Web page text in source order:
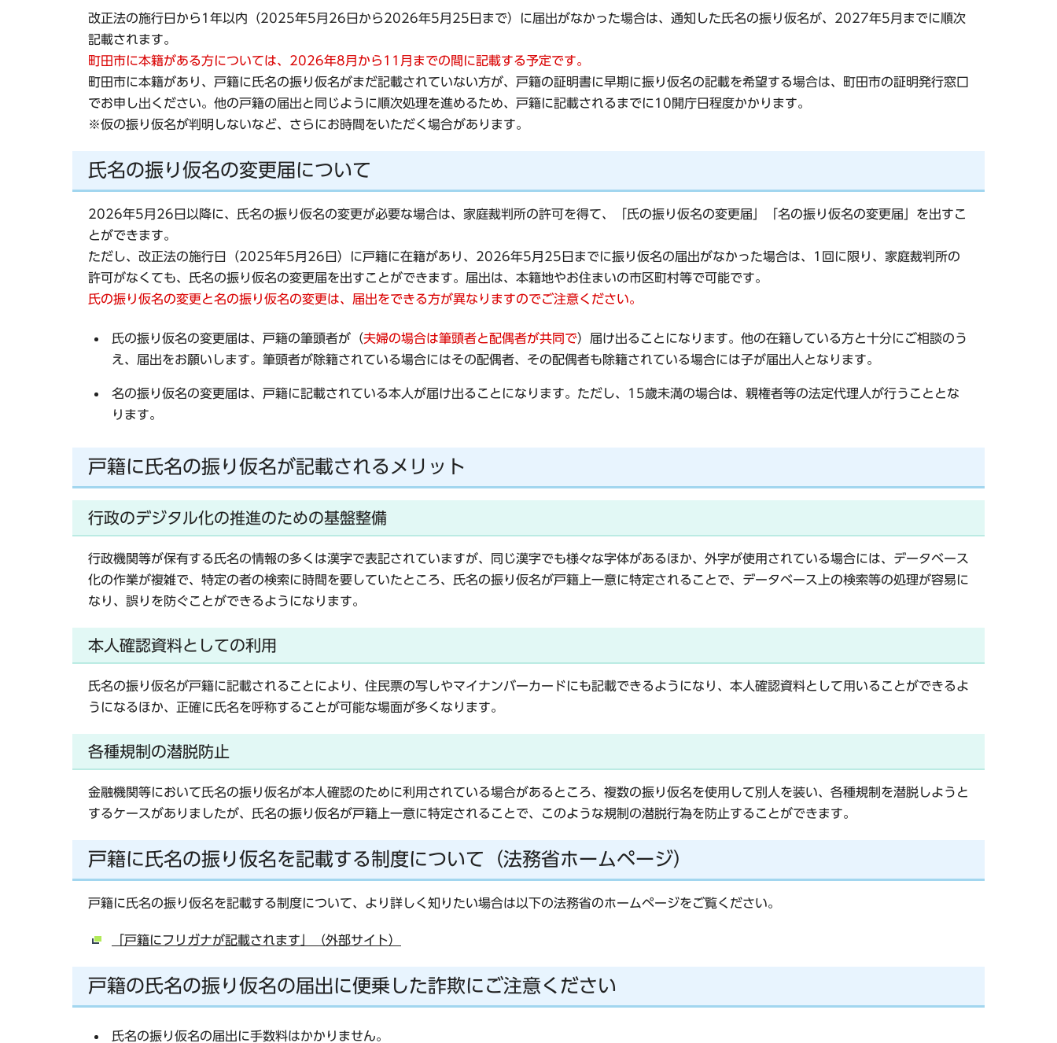
改正法の施行日から1年以内（2025年5月26日から2026年5月25日まで）に届出がなかった場合は、通知した氏名の振り仮名が、2027年5月までに順次
記載されます。
町田市に本籍がある方については、2026年8月から11月までの間に記載する予定です。
町田市に本籍があり、戸籍に氏名の振り仮名がまだ記載されていない方が、戸籍の証明書に早期に振り仮名の記載を希望する場合は、町田市の証明発行窓口
でお申し出ください。他の戸籍の届出と同じように順次処理を進めるため、戸籍に記載されるまでに10開庁日程度かかります。
※仮の振り仮名が判明しないなど、さらにお時間をいただく場合があります。
氏名の振り仮名の変更届について
2026年5月26日以降に、氏名の振り仮名の変更が必要な場合は、家庭裁判所の許可を得て、「氏の振り仮名の変更届」「名の振り仮名の変更届」を出すこ
とができます。
ただし、改正法の施行日（2025年5月26日）に戸籍に在籍があり、2026年5月25日までに振り仮名の届出がなかった場合は、1回に限り、家庭裁判所の
許可がなくても、氏名の振り仮名の変更届を出すことができます。届出は、本籍地やお住まいの市区町村等で可能です。
氏の振り仮名の変更と名の振り仮名の変更は、届出をできる方が異なりますのでご注意ください。
氏の振り仮名の変更届は、戸籍の筆頭者が（夫婦の場合は筆頭者と配偶者が共同で）届け出ることになります。他の在籍している方と十分にご相談のう
え、届出をお願いします。筆頭者が除籍されている場合にはその配偶者、その配偶者も除籍されている場合には子が届出人となります。
名の振り仮名の変更届は、戸籍に記載されている本人が届け出ることになります。ただし、15歳未満の場合は、親権者等の法定代理人が行うこととな
ります。
戸籍に氏名の振り仮名が記載されるメリット
行政のデジタル化の推進のための基盤整備
行政機関等が保有する氏名の情報の多くは漢字で表記されていますが、同じ漢字でも様々な字体があるほか、外字が使用されている場合には、データベース
化の作業が複雑で、特定の者の検索に時間を要していたところ、氏名の振り仮名が戸籍上一意に特定されることで、データベース上の検索等の処理が容易に
なり、誤りを防ぐことができるようになります。
本人確認資料としての利用
氏名の振り仮名が戸籍に記載されることにより、住民票の写しやマイナンバーカードにも記載できるようになり、本人確認資料として用いることができるよ
うになるほか、正確に氏名を呼称することが可能な場面が多くなります。
各種規制の潜脱防止
金融機関等において氏名の振り仮名が本人確認のために利用されている場合があるところ、複数の振り仮名を使用して別人を装い、各種規制を潜脱しようと
するケースがありましたが、氏名の振り仮名が戸籍上一意に特定されることで、このような規制の潜脱行為を防止することができます。
戸籍に氏名の振り仮名を記載する制度について（法務省ホームページ）
戸籍に氏名の振り仮名を記載する制度について、より詳しく知りたい場合は以下の法務省のホームページをご覧ください。
「戸籍にフリガナが記載されます」（外部サイト）
戸籍の氏名の振り仮名の届出に便乗した詐欺にご注意ください
氏名の振り仮名の届出に手数料はかかりません。